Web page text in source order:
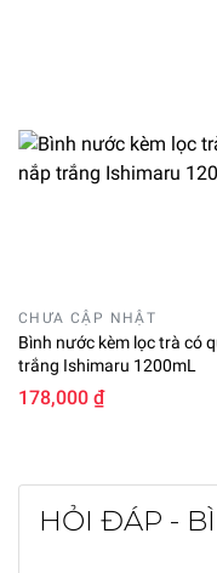
CHƯA CẬP NHẬT
Bình nước kèm lọc trà có
trắng Ishimaru 1200mL
178,000 ₫
HỎI ĐÁP -